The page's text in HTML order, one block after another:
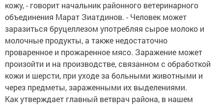
кожу, - говорит начальник районного ветеринарного
объединения Марат Зиатдинов. - Человек может
заразиться бруцеллезом употребляя сырое молоко и
молочные продукты, а также недостаточно
проваренное и прожаренное мясо. Заражение может
произойти и на производстве, связанном с обработкой
кожи и шерсти, при уходе за больными животными и
через предметы, зараженными их выделениями.
Как утверждает главный ветврач района, в нашем